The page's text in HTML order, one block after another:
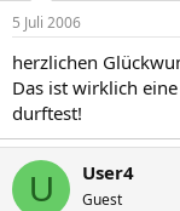
5 Juli 2006
herzlichen
Das ist wirklich
durftest!
U User4
Guest